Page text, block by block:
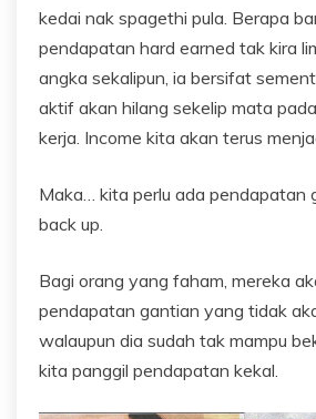
kedai nak spagethi pula. Berapa
pendapatan hard earned tak kira
angka sekalipun, ia bersifat
aktif akan hilang sekelip mata
kerja. Income kita akan terus
Maka… kita perlu ada pendapatan
back up.
Bagi orang yang faham, mereka
pendapatan gantian yang tidak
walaupun dia sudah tak mampu
kita panggil pendapatan kekal.